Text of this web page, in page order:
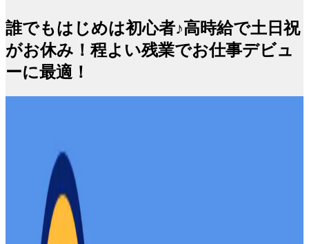
誰でもはじめは初心者♪高時給で土日祝
がお休み！程よい残業でお仕事デビュ
ーに最適！